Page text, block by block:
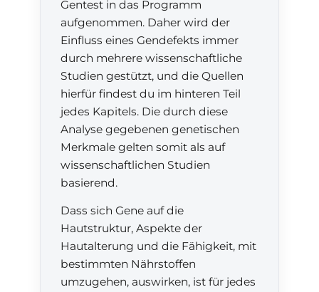
Gentest in das Programm
aufgenommen. Daher wird der
Einfluss eines Gendefekts immer
durch mehrere wissenschaftliche
Studien gestützt, und die Quellen
hierfür findest du im hinteren Teil
jedes Kapitels. Die durch diese
Analyse gegebenen genetischen
Merkmale gelten somit als auf
wissenschaftlichen Studien
basierend.
Dass sich Gene auf die
Hautstruktur, Aspekte der
Hautalterung und die Fähigkeit, mit
bestimmten Nährstoffen
umzugehen, auswirken, ist für jedes